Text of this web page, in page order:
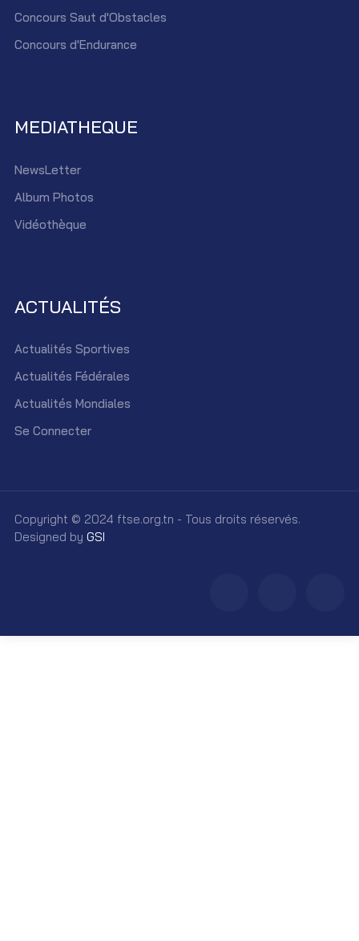
Concours Saut d'Obstacles
Concours d'Endurance
MEDIATHEQUE
NewsLetter
Album Photos
Vidéothèque
ACTUALITÉS
Actualités Sportives
Actualités Fédérales
Actualités Mondiales
Se Connecter
Copyright © 2024 ftse.org.tn - Tous droits réservés.
Designed by GSI